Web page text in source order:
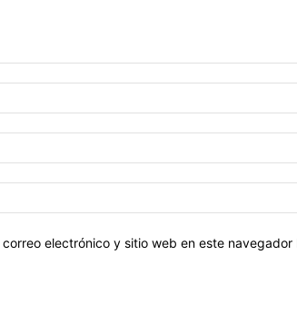
electrónico y sitio web en este